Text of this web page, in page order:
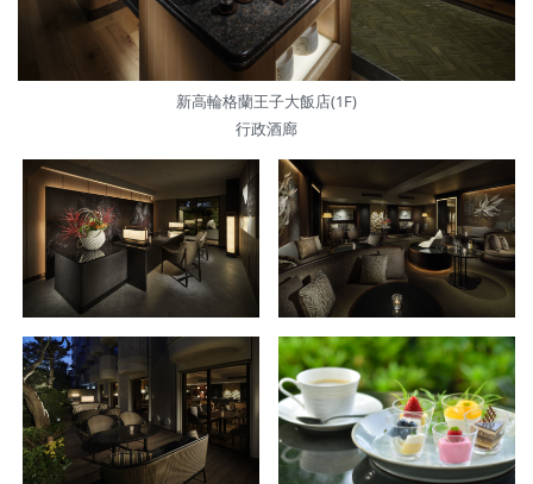
新高輪格蘭王子大飯店(1F)
行政酒廊